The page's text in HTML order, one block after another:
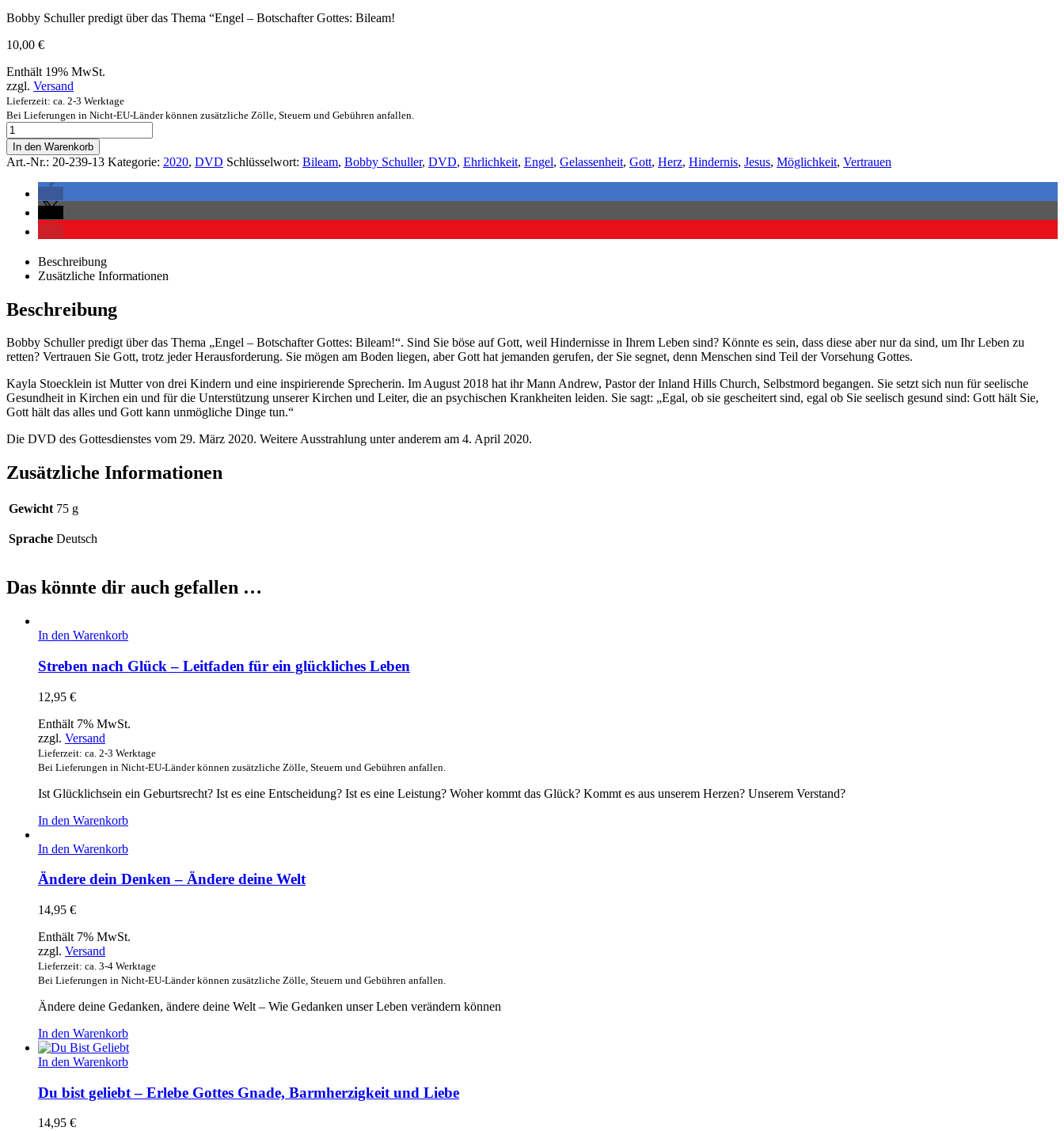
Bobby Schuller predigt über das Thema “Engel – Botschafter Gottes: Bileam!
10,00 €
Enthält 19% MwSt.
zzgl. Versand
Lieferzeit: ca. 2-3 Werktage
Bei Lieferungen in Nicht-EU-Länder können zusätzliche Zölle, Steuern und Gebühren anfallen.
In den Warenkorb
Art.-Nr.: 20-239-13 Kategorie: 2020, DVD Schlüsselwort: Bileam, Bobby Schuller, DVD, Ehrlichkeit, Engel, Gelassenheit, Gott, Herz, Hindernis, Jesus, Möglichkeit, Vertrauen
Beschreibung
Zusätzliche Informationen
Beschreibung
Bobby Schuller predigt über das Thema „Engel – Botschafter Gottes: Bileam!“. Sind Sie böse auf Gott, weil Hindernisse in Ihrem Leben sind? Könnte es sein, dass diese aber nur da sind, um Ihr Leben zu
retten? Vertrauen Sie Gott, trotz jeder Herausforderung. Sie mögen am Boden liegen, aber Gott hat jemanden gerufen, der Sie segnet, denn Menschen sind Teil der Vorsehung Gottes.
Kayla Stoecklein ist Mutter von drei Kindern und eine inspirierende Sprecherin. Im August 2018 hat ihr Mann Andrew, Pastor der Inland Hills Church, Selbstmord begangen. Sie setzt sich nun für seelische
Gesundheit in Kirchen ein und für die Unterstützung unserer Kirchen und Leiter, die an psychischen Krankheiten leiden. Sie sagt: „Egal, ob sie gescheitert sind, egal ob Sie seelisch gesund sind: Gott hält Sie,
Gott hält das alles und Gott kann unmögliche Dinge tun.“
Die DVD des Gottesdienstes vom 29. März 2020. Weitere Ausstrahlung unter anderem am 4. April 2020.
Zusätzliche Informationen
Gewicht 75 g
Sprache Deutsch
Das könnte dir auch gefallen …
In den Warenkorb
Streben nach Glück – Leitfaden für ein glückliches Leben
12,95 €
Enthält 7% MwSt.
zzgl. Versand
Lieferzeit: ca. 2-3 Werktage
Bei Lieferungen in Nicht-EU-Länder können zusätzliche Zölle, Steuern und Gebühren anfallen.
Ist Glücklichsein ein Geburtsrecht? Ist es eine Entscheidung? Ist es eine Leistung? Woher kommt das Glück? Kommt es aus unserem Herzen? Unserem Verstand?
In den Warenkorb
In den Warenkorb
Ändere dein Denken – Ändere deine Welt
14,95 €
Enthält 7% MwSt.
zzgl. Versand
Lieferzeit: ca. 3-4 Werktage
Bei Lieferungen in Nicht-EU-Länder können zusätzliche Zölle, Steuern und Gebühren anfallen.
Ändere deine Gedanken, ändere deine Welt – Wie Gedanken unser Leben verändern können
In den Warenkorb
In den Warenkorb
Du bist geliebt – Erlebe Gottes Gnade, Barmherzigkeit und Liebe
14,95 €